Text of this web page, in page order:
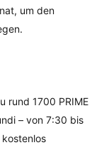
um den
rund 1700 PRIME
– von 7:30 bis